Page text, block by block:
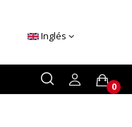
Inglés
0